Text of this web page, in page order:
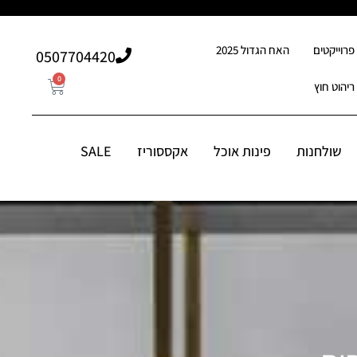
פרוייקטים האח הגדול 2025
ריהוט חוץ
507704420⁩0
0
שולחנות פינות אוכל אקססוריז SALE